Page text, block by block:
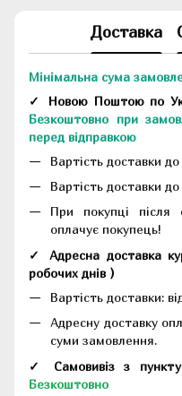
Доставка
Мінімальна сума
✓ Новою Поштою по
Безкоштовно при
перед відправкою
Вартість доставки до
Вартість доставки
При покупці після
оплачує покупець!
✓ Адресна доставка
робочих днів )
Вартість доставки:
Адресну доставку
суми замовлення.
✓ Самовивіз з
Безкоштовно